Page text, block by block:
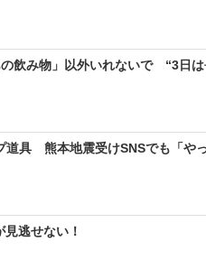
の飲み物」以外いれないで “3日
道具 熊本地震受けSNSでも「や
逃せない！